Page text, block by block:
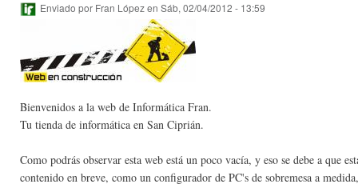
Enviado por Fran Lópezen Sáb, 02/04/2012 - 13:59
Bienvenidos a la web de Informática Fran.
Tu tienda de informática en San Ciprián.
Como podrás observar esta web está un poco vacía, y eso se debe a que
contenido en breve, como un configurador de PC's de sobremesa a